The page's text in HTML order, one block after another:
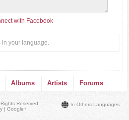
with Facebook
in your language.
Albums Artists Forums
In Others Languages
Reserved
|Google+